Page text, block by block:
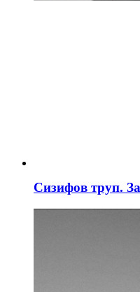
Сизифов труп.